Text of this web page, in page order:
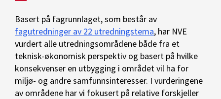
Basert på fagrunnlaget, som består av
fagutredninger av 22 utredningstema, har NVE
vurdert alle utredningsområdene både fra et
teknisk-økonomisk perspektiv og basert på hvilke
konsekvenser en utbygging i området vil ha for
miljø- og andre samfunnsinteresser. I vurderingene
av områdene har vi fokusert på relative forskjeller